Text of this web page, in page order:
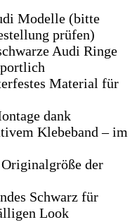
Modelle (bitte
prüfen)
Audi Ringe
Material für
dank
Klebeband – im
der
Schwarz für
Look